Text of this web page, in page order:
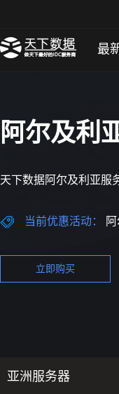
最
阿尔及利
天下数据阿尔及利亚服
当前优惠活动：
立即购买
亚洲服务器